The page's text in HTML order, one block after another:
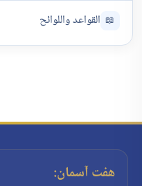
📖 القواعد واللوائح
هفت آسمان: